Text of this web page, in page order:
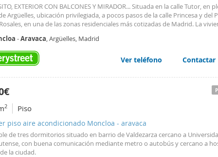
EXTERIOR CON BALCONES Y MIRADOR... Situada en la calle Tutor, en
Argüelles, ubicación privilegiada, a pocos pasos de la calle Princesa y del
en una de las zonas residenciales más cotizadas de Madrid. La
mirador que aportan luminosidad y carácter a la estancia principal.
uno de ellos doble y dos de tamaño medio, además de dos baños
uno de ellos en suite. La cocina, de generosas dimensiones, incorpora
zona de office, ideal para el día a día. La propiedad se encuentra en una
con portal señorial y ofrece acabados de primeras calidades, lo que
en una opción ideal para quienes buscan una vivienda cómoda y
consolidado. Su excelente ubicación permite disfrutar de todos los
y restaurantes de la zona, con las estaciones de metro de Argüelles y
A pocos minutos a pie del Templo de Debod, Parque del Oeste y la Plaza
, amplias zonas verdes y uno de los entornos más agradables para vivir en
Disponible a partir del 1 de agosto.. Estar en Madrid, Vivir Madrid...
-Aravaca, Argüelles, Madrid
Ver teléfono Contactar
2 Piso
piso aire acondicionado Moncloa - aravaca
de tres dormitorios situado en barrio de Valdezarza cercano a
con buena comunicación mediante metro o autobús y cercano a
la ciudad.